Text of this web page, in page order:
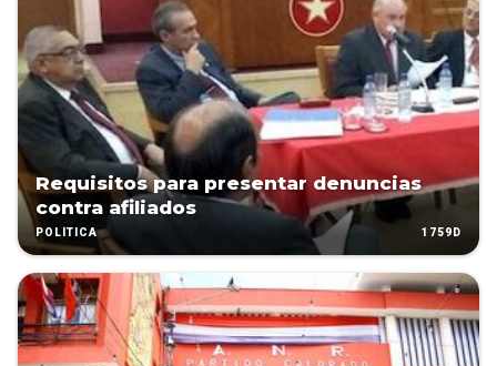
Requisitos para presentar denuncias
contra afiliados
POLÍTICA 1759D